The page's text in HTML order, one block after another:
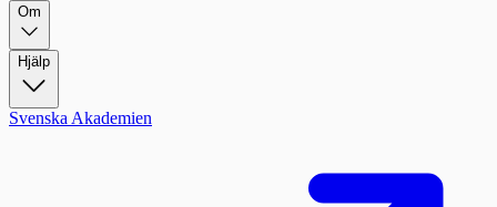
Om
Hjälp
Svenska Akademien